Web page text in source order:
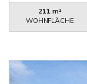
211 m²
WOHNFLÄCHE